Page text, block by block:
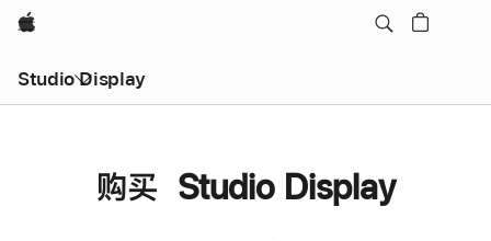
Apple
Studio Display
购买 Studio Display